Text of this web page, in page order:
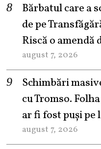
Bărbatul care a
de pe
Riscă o amendă
august 7, 2026
Schimbări
cu Tromso.
ar fi fost puși pe
august 7, 2026